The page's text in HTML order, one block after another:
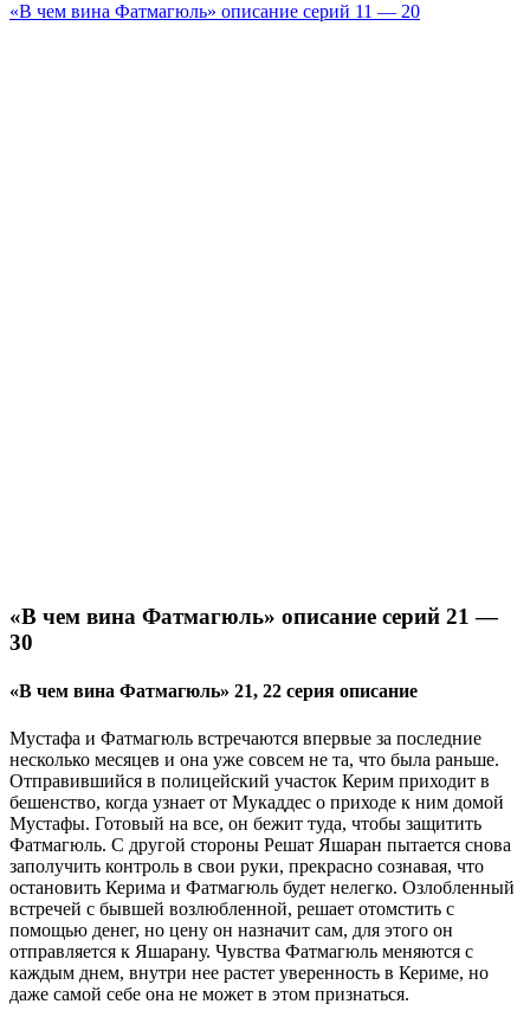
«В чем вина Фатмагюль» описание серий 11 — 20
«В чем вина Фатмагюль» описание серий 21 —
30
«В чем вина Фатмагюль» 21, 22 серия описание
Мустафа и Фатмагюль встречаются впервые за последние
несколько месяцев и она уже совсем не та, что была раньше.
Отправившийся в полицейский участок Керим приходит в
бешенство, когда узнает от Мукаддес о приходе к ним домой
Мустафы. Готовый на все, он бежит туда, чтобы защитить
Фатмагюль. С другой стороны Решат Яшаран пытается снова
заполучить контроль в свои руки, прекрасно сознавая, что
остановить Керима и Фатмагюль будет нелегко. Озлобленный
встречей с бывшей возлюбленной, решает отомстить с
помощью денег, но цену он назначит сам, для этого он
отправляется к Яшарану. Чувства Фатмагюль меняются с
каждым днем, внутри нее растет уверенность в Кериме, но
даже самой себе она не может в этом признаться.